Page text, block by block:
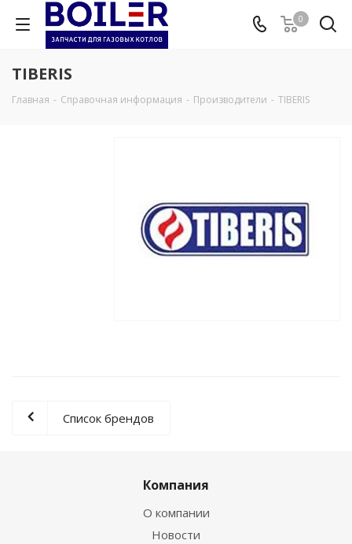
0
TIBERIS
Главная - Справочная информация - Производители - TIBERIS
Список брендов
Компания
О компании
Новости